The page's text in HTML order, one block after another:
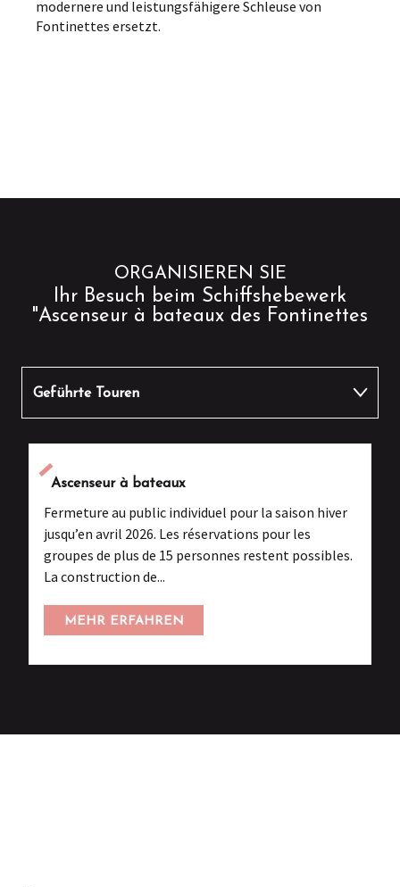
modernere und leistungsfähigere Schleuse von
Fontinettes ersetzt.
ORGANISIEREN SIE
Ihr Besuch beim Schiffshebewerk
"Ascenseur à bateaux des Fontinettes
Geführte Touren
Essen gehen
Ascenseur à bateaux
Fermeture au public individuel pour la saison hiver
jusqu’en avril 2026. Les réservations pour les
groupes de plus de 15 personnes restent possibles.
La construction de...
MEHR ERFAHREN